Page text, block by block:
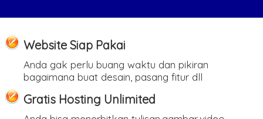
Website Siap Pakai
Anda gak perlu buang waktu dan pikiran
bagaimana buat desain, pasang fitur dll
Gratis Hosting Unlimited